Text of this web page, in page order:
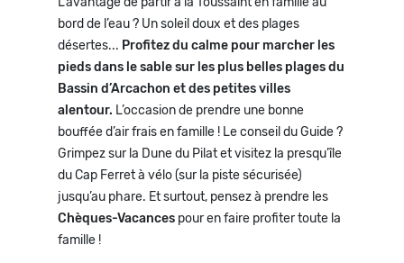
bord de l’eau ? Un soleil doux et des plages
désertes... Profitez du calme pour marcher les
pieds dans le sable sur les plus belles plages du
Bassin d’Arcachon et des petites villes
alentour. L’occasion de prendre une bonne
bouffée d’air frais en famille ! Le conseil du Guide ?
Grimpez sur la Dune du Pilat et visitez la presqu’île
du Cap Ferret à vélo (sur la piste sécurisée)
jusqu’au phare. Et surtout, pensez à prendre les
Chèques-Vacances pour en faire profiter toute la
famille !